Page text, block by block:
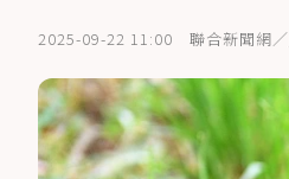
2025-09-22 11:00 聯合新聞網／